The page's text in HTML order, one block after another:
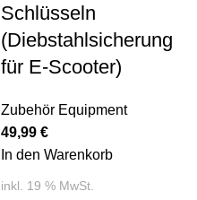
Schlüsseln
(Diebstahlsicherung
für E-Scooter)
Zubehör Equipment
49,99 €
In den Warenkorb
inkl. 19 % MwSt.